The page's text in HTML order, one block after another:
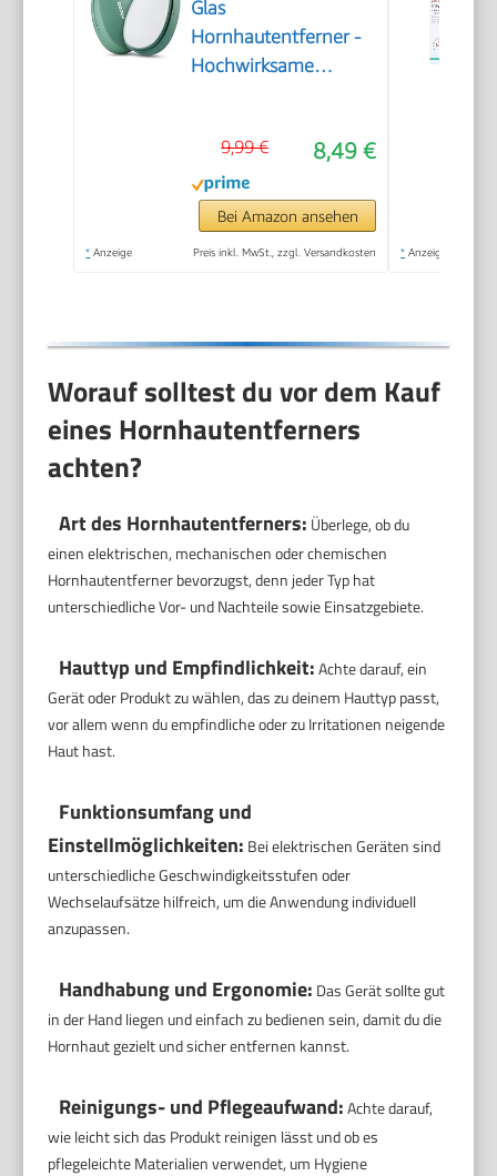
Glas
Hornhautentferner -
Hochwirksame
Professionelle
Fußpflege sicher &
schnell Zur
Hornhautentfernung
auf nassen und
8,49 €
9,99 €
Bei Amazon ansehen
* Anzeige Preis inkl. MwSt., zzgl. Versandkosten * Anzeige
Worauf solltest du vor dem Kauf
eines Hornhautentferners
achten?
Art des Hornhautentferners: Überlege, ob du
einen elektrischen, mechanischen oder chemischen
Hornhautentferner bevorzugst, denn jeder Typ hat
unterschiedliche Vor- und Nachteile sowie Einsatzgebiete.
Hauttyp und Empfindlichkeit:Achte darauf, ein
Gerät oder Produkt zu wählen, das zu deinem Hauttyp passt,
vor allem wenn du empfindliche oder zu Irritationen neigende
Haut hast.
Funktionsumfang und
Einstellmöglichkeiten: Bei elektrischen Geräten sind
unterschiedliche Geschwindigkeitsstufen oder
Wechselaufsätze hilfreich, um die Anwendung individuell
anzupassen.
Handhabung und Ergonomie: Das Gerät sollte gut
in der Hand liegen und einfach zu bedienen sein, damit du die
Hornhaut gezielt und sicher entfernen kannst.
Reinigungs- und Pflegeaufwand:Achte darauf,
wie leicht sich das Produkt reinigen lässt und ob es
pflegeleichte Materialien verwendet, um Hygiene